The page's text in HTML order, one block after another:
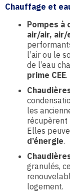
Chauffage et
Pompes à
air/air, air/
l’air ou le
de l’eau
prime CEE.
les
récupèrent
Elles
d’énergie.
granulés,
logement.